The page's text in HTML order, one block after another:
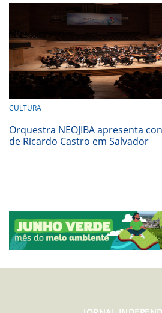
CULTURA
Orquestra NEOJIBA apresenta
de Ricardo Castro em Salvador